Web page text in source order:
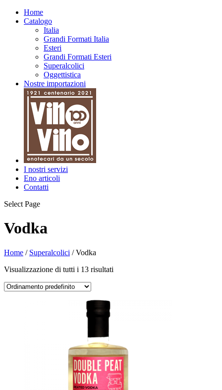
Home
Catalogo
Italia
Grandi Formati Italia
Esteri
Grandi Formati Esteri
Superalcolici
Oggettistica
Nostre importazioni
I nostri servizi
Eno articoli
Contatti
Select Page
Vodka
Home / Superalcolici / Vodka
Visualizzazione di tutti i 13 risultati